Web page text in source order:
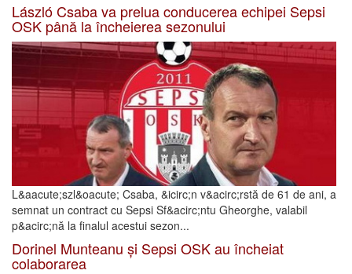
László Csaba va prelua conducerea echipei Sepsi
OSK până la încheierea sezonului
L&aacute;szl&oacute; Csaba, &icirc;n v&acirc;rstă de 61 de ani, a
semnat un contract cu Sepsi Sf&acirc;ntu Gheorghe, valabil
p&acirc;nă la finalul acestui sezon...
Dorinel Munteanu și Sepsi OSK au încheiat
colaborarea